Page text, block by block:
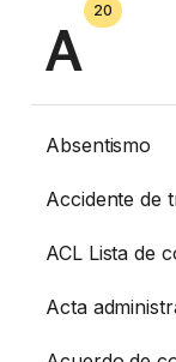
A
20
Absentismo
Accidente de
ACL Lista de
Acta